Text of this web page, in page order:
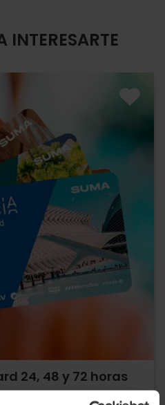
INTERESARTE
24, 48 y 72 horas